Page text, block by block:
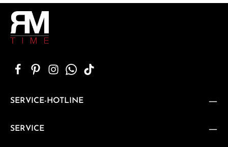
SERVICE-HOTLINE
SERVICE